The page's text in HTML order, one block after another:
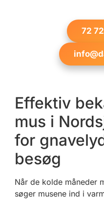
72
Effektiv
mus i
for
besøg
Når de kolde måneder
søger musene ind i